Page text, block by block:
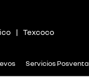
| Texcoco
Servicios Posventa